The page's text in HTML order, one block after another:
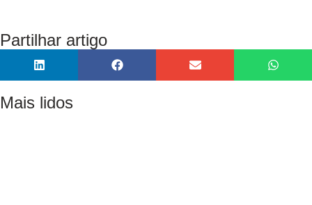
Partilhar artigo
Mais lidos